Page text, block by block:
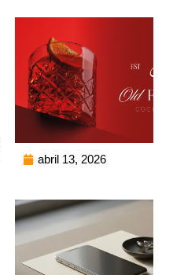
abril 13, 2026